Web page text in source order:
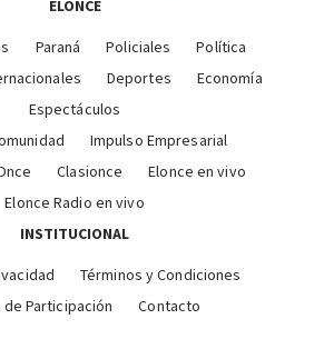
ELONCE
Paraná Policiales
Política
Deportes
Economía
Espectáculos
Impulso Empresarial
Clasionce
Elonce en vivo
Elonce Radio en vivo
INSTITUCIONAL
Términos y Condiciones
de Participación
Contacto